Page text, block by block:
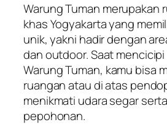
Warung Tuman merupakan
khas Yogyakarta yang
unik, yakni hadir dengan
dan outdoor. Saat mencicipi
Warung Tuman, kamu bisa
ruangan atau di atas
menikmati udara segar
pepohonan.